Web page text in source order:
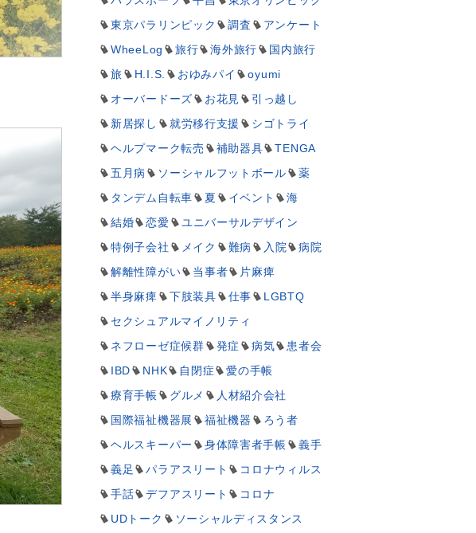
東京パラリンピック
調査
アンケート
WheeLog
旅行 海外旅行
国内旅行
旅
H.I.S. おゆみパイ
oyumi
オーバードーズ
お花見
引っ越し
新居探し
就労移行支援
シゴトライ
ヘルプマーク転売
補助器具
TENGA
五月病
ソーシャルフットボール
薬
タンデム自転車
夏 イベント
海
結婚
恋愛
ユニバーサルデザイン
特例子会社
メイク 難病 入院
病院
解離性障がい
当事者
片麻痺
半身麻痺
下肢装具 仕事
LGBTQ
セクシュアルマイノリティ
ネフローゼ症候群
発症 病気
患者会
IBD
NHK 自閉症
愛の手帳
療育手帳
グルメ
人材紹介会社
国際福祉機器展
福祉機器
ろう者
ヘルスキーパー
身体障害者手帳
義手
義足
パラアスリート
コロナウィルス
手話
デフアスリート
コロナ
UDトーク
ソーシャルディスタンス